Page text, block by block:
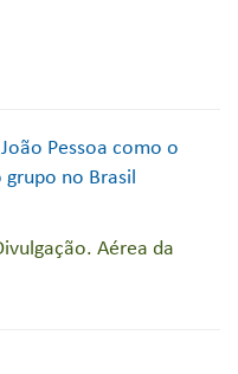
Pessoa como o
no Brasil
Aérea da